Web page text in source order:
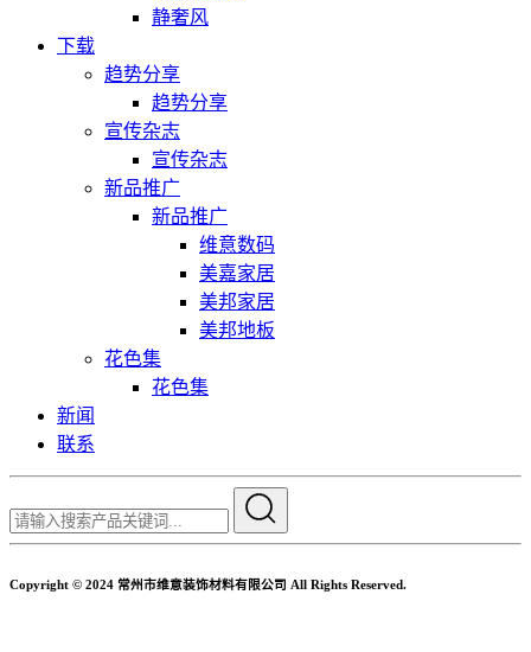
静奢风
下载
趋势分享
趋势分享
宣传杂志
宣传杂志
新品推广
新品推广
维意数码
美嘉家居
美邦家居
美邦地板
花色集
花色集
新闻
联系
Copyright © 2024 常州市维意装饰材料有限公司 All Rights Reserved.